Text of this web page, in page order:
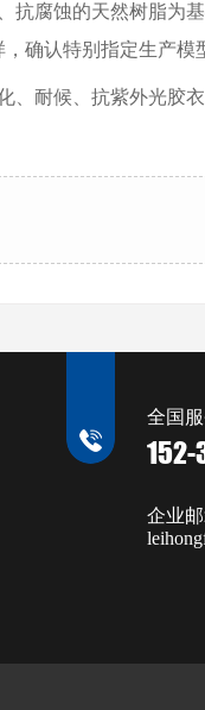
抗腐蚀的天然树脂为
确认特别指定生产模
、耐候、抗紫外光胶
全国服
企业邮